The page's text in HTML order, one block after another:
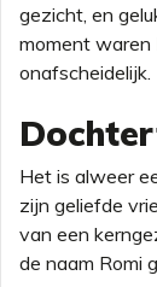
gezicht, en
moment waren
onafscheidelijk.
Het is alweer
zijn geliefde
van een
de naam Romi